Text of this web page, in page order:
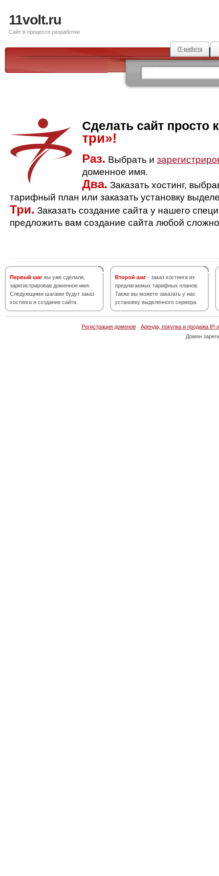
11volt.ru
Сайт в процессе разработки
IT-работа
Сделать сайт просто
три»!
Раз. Выбрать и
доменное имя.
Два. Заказать хостинг,
тарифный план или заказать установку
Три. Заказать создание сайта у нашего
предложить вам создание сайта любой
Первый шаг вы уже сделали,
зарегистрировав доменное имя.
Следующими шагами будут заказ
хостинга и создание сайта.
Второй шаг - заказ хостинга из
предлагаемых тарифных планов.
Также вы можете заказать у нас
установку выделенного сервера.
Регистрация доменов· Аренда, покупка и продажа IP-
Домен